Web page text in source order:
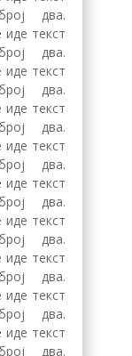
два.
текст
два.
текст
два.
текст
два.
текст
два.
текст
два.
текст
два.
текст
два.
текст
два.
текст
два.